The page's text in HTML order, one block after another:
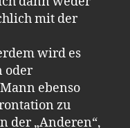
mit der
wird es
oder
ebenso
zu
der „Anderen“,